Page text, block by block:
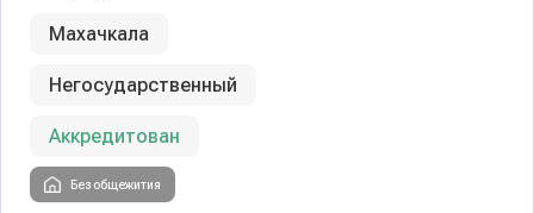
Махачкала
Негосударственный
Аккредитован
Без общежития